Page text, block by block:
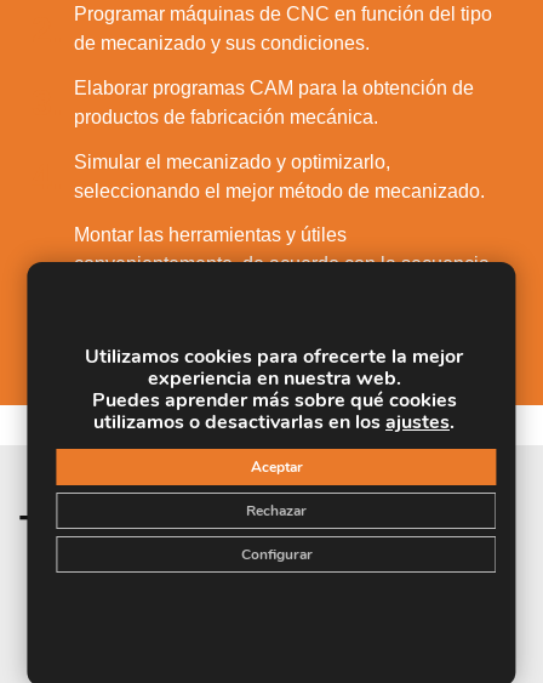
Programar máquinas de CNC en función del tipo
de mecanizado y sus condiciones.
Elaborar programas CAM para la obtención de
productos de fabricación mecánica.
Simular el mecanizado y optimizarlo,
seleccionando el mejor método de mecanizado.
5.
Montar las herramientas y útiles
convenientemente, de acuerdo con la secuencia
Temario de la materia
Utilizamos cookies para ofrecerte la mejor
experiencia en nuestra web.
Puedes aprender más sobre qué cookies
utilizamos o desactivarlas en losajustes.
Aceptar
Rechazar
Configurar